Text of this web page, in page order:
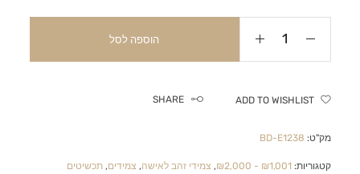
הוספה לסל
ADD TO WISHLIST
SHARE
מק"ט: BD-E1238
קטגוריות:₪1,001 - ₪2,000
, צמידי זהב לאישה, צמידים,תכשיטים